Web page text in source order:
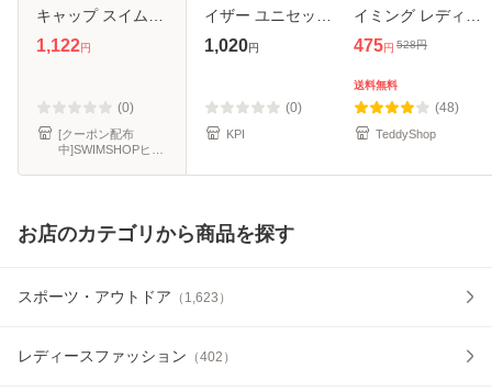
キャップ スイムキ
ャップ 水泳帽 水泳
1,122円
(0)
[クーポン配布
中]SWIMSHOPヒカ
イザー ユニセック
ス テキスタイルキ
1,020円
(0)
KPI
イミング レディー
ス メンズ 男女兼用
水着 帽子 プール
伸縮性 ストレッチ
ゆった
475円 528円
送料無料
(48)
TeddyShop
お店のカテゴリから商品を探す
スポーツ・アウトドア （ 1,623 ）
レディースファッション （402 ）